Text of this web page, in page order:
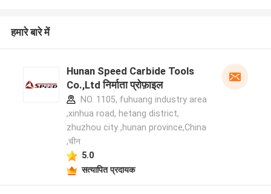
हमारे बारे में
Hunan Speed Carbide Tools
Co.,Ltd निर्माता प्रोफ़ाइल
NO. 1105, fuhuang industry area
,xinhua road, hetang district,
zhuzhou city ,hunan province,China
,चीन
5.0
सत्यापित प्रदायक